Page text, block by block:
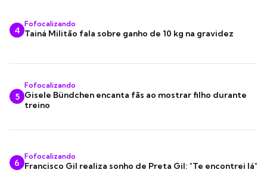
4
Fofocalizando
Tainá Militão fala sobre ganho de 10 kg na gravidez
5
Fofocalizando
Gisele Bündchen encanta fãs ao mostrar filho durante
treino
6
Fofocalizando
Francisco Gil realiza sonho de Preta Gil: "Te encontrei lá"